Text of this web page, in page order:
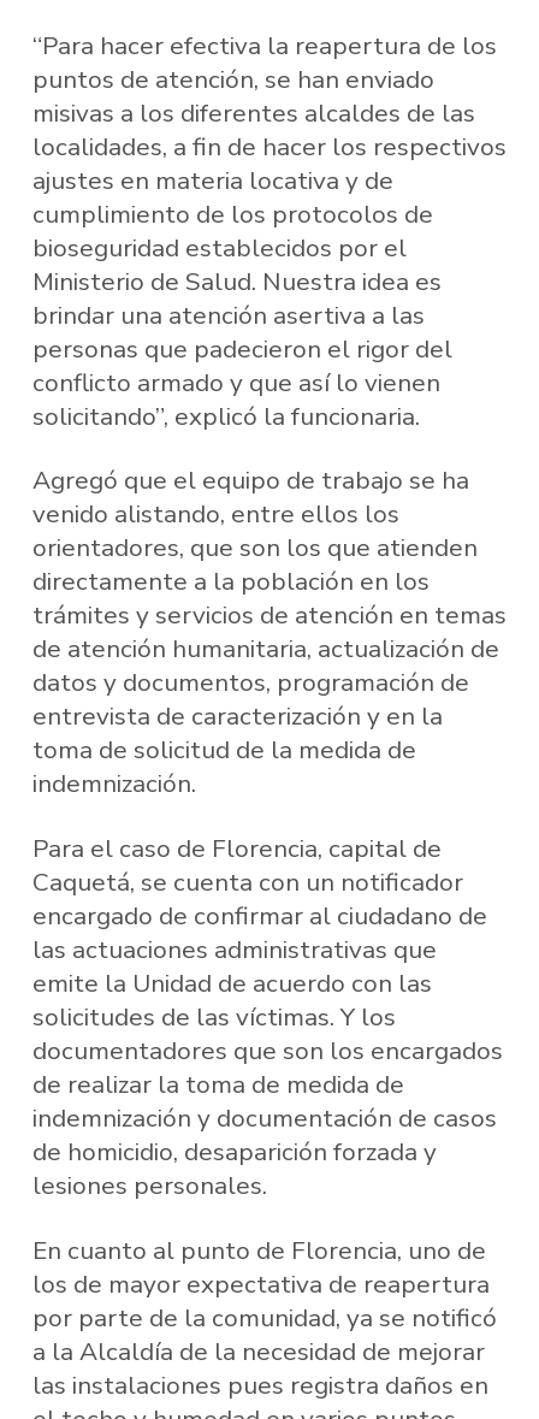
“Para hacer efectiva la reapertura de los
puntos de atención, se han enviado
misivas a los diferentes alcaldes de las
localidades, a fin de hacer los respectivos
ajustes en materia locativa y de
cumplimiento de los protocolos de
bioseguridad establecidos por el
Ministerio de Salud. Nuestra idea es
brindar una atención asertiva a las
personas que padecieron el rigor del
conflicto armado y que así lo vienen
solicitando”, explicó la funcionaria.
Agregó que el equipo de trabajo se ha
venido alistando, entre ellos los
orientadores, que son los que atienden
directamente a la población en los
trámites y servicios de atención en temas
de atención humanitaria, actualización de
datos y documentos, programación de
entrevista de caracterización y en la
toma de solicitud de la medida de
indemnización.
Para el caso de Florencia, capital de
Caquetá, se cuenta con un notificador
encargado de confirmar al ciudadano de
las actuaciones administrativas que
emite la Unidad de acuerdo con las
solicitudes de las víctimas. Y los
documentadores que son los encargados
de realizar la toma de medida de
indemnización y documentación de casos
de homicidio, desaparición forzada y
lesiones personales.
En cuanto al punto de Florencia, uno de
los de mayor expectativa de reapertura
por parte de la comunidad, ya se notificó
a la Alcaldía de la necesidad de mejorar
las instalaciones pues registra daños en